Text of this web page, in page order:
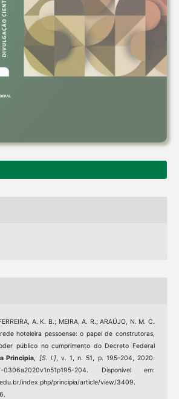
A. K. B.; MEIRA, A. R.; ARAÚJO, N. M. C.
hoteleira pessoense: o papel de construtoras,
público no cumprimento do Decreto Federal
Principia, [S. l.], v. 1, n. 51, p. 195–204, 2020.
0306a2020v1n51p195-204. Disponível em:
index.php/principia/article/view/3409.